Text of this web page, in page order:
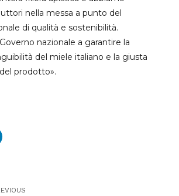
nella messa a punto del
di qualità e sostenibilità.
nazionale a garantire la
del miele italiano e la giusta
prodotto».